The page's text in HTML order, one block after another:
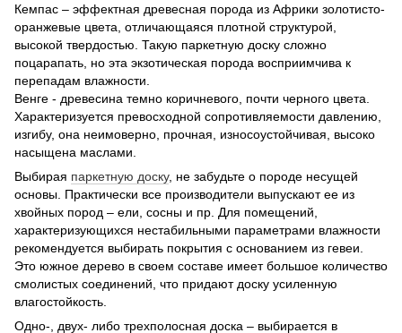
Кемпас – эффектная древесная порода из Африки золотисто-
оранжевые цвета, отличающаяся плотной структурой,
высокой твердостью. Такую паркетную доску сложно
поцарапать, но эта экзотическая порода восприимчива к
перепадам влажности.
Венге - древесина темно коричневого, почти черного цвета.
Характеризуется превосходной сопротивляемости давлению,
изгибу, она неимоверно, прочная, износоустойчивая, высоко
насыщена маслами.
Выбирая паркетную доску, не забудьте о породе несущей
основы. Практически все производители выпускают ее из
хвойных пород – ели, сосны и пр. Для помещений,
характеризующихся нестабильными параметрами влажности
рекомендуется выбирать покрытия с основанием из гевеи.
Это южное дерево в своем составе имеет большое количество
смолистых соединений, что придают доску усиленную
влагостойкость.
Одно-, двух- либо трехполосная доска – выбирается в